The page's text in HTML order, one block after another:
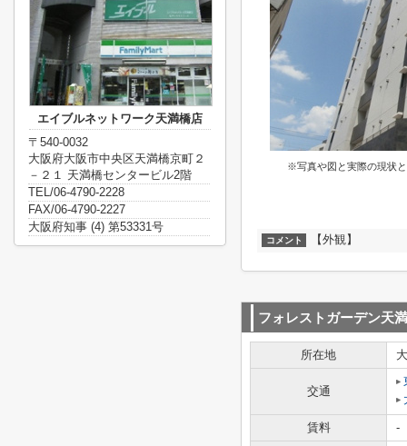
※写真や図と実際の現状
コメント 【外観】
フォレストガーデン天
所在地
交通
賃料
-
エイブルネットワーク天満橋店
〒540-0032
大阪府大阪市中央区天満橋京町２
－２１ 天満橋センタービル2階
TEL/06-4790-2228
FAX/06-4790-2227
大阪府知事 (4) 第53331号